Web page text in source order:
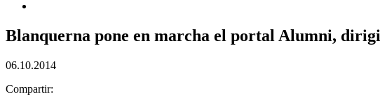
Blanquerna pone en marcha el portal Alumni,
06.10.2014
Compartir: